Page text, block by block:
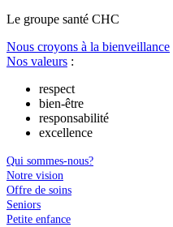
Le groupe santé CHC
Nous croyons à la bienveillance
Nos valeurs :
respect
bien-être
responsabilité
excellence
Qui sommes-nous?
Notre vision
Offre de soins
Seniors
Petite enfance